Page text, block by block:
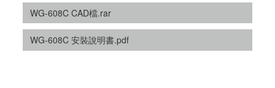
WG-608C CAD檔.rar
WG-608C 安裝說明書.pdf